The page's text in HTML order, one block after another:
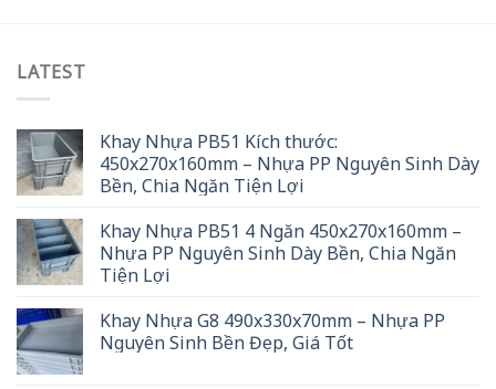
LATEST
Khay Nhựa PB51 Kích thước:
450x270x160mm – Nhựa PP Nguyên Sinh Dày
Bền, Chia Ngăn Tiện Lợi
Khay Nhựa PB51 4 Ngăn 450x270x160mm –
Nhựa PP Nguyên Sinh Dày Bền, Chia Ngăn
Tiện Lợi
Khay Nhựa G8 490x330x70mm – Nhựa PP
Nguyên Sinh Bền Đẹp, Giá Tốt